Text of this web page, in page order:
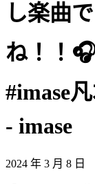
し楽曲
ね！！
#imase
- imase
2024 年 3 月 8 日